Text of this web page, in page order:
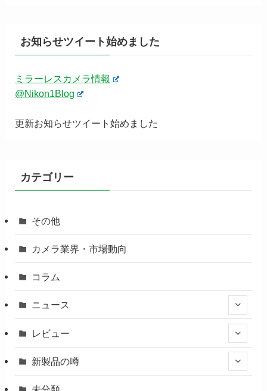
お知らせツイート始めました
ミラーレスカメラ情報
@Nikon1Blog
更新お知らせツイート始めました
カテゴリー
その他
カメラ業界・市場動向
コラム
ニュース
レビュー
新製品の噂